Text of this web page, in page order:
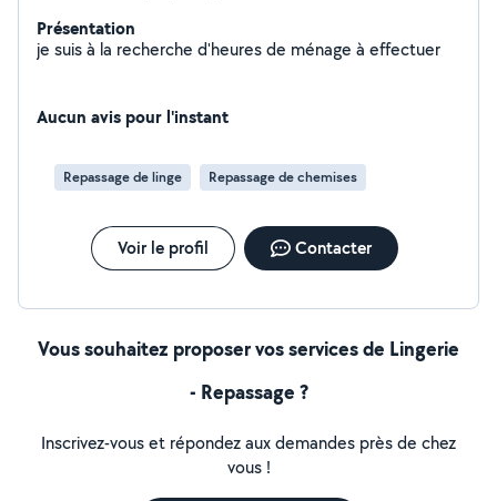
Présentation
je suis à la recherche d'heures de ménage à effectuer
Aucun avis pour l'instant
Repassage de linge Repassage de chemises
Voir le profil Contacter
Vous souhaitez proposer vos services de Lingerie
- Repassage ?
Inscrivez-vous et répondez aux demandes près de chez
vous !